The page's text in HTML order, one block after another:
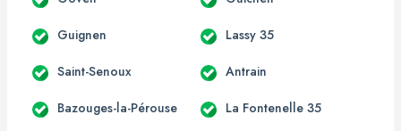
Guignen Lassy 35
Saint-Senoux Antrain
Bazouges-la-Pérouse La Fontenelle 35